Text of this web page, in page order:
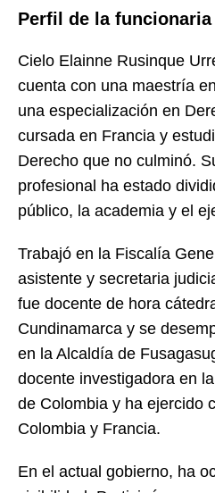
Perfil de la funcionaria
Cielo Elainne Rusinque
cuenta con una maestría
una especialización en
cursada en Francia y
Derecho que no culminó.
profesional ha estado
público, la academia y el
Trabajó en la Fiscalía
asistente y secretaria
fue docente de hora
Cundinamarca y se
en la Alcaldía de
docente investigadora en
de Colombia y ha ejercido
Colombia y Francia.
En el actual gobierno, ha